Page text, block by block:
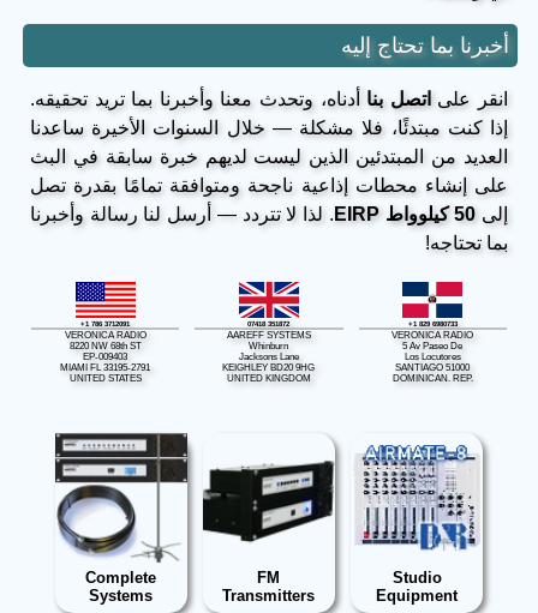
أخبرنا بما تحتاج إليه
انقر على اتصل بنا أدناه، وتحدث معنا وأخبرنا بما تريد تحقيقه.
إذا كنت مبتدئًا، فلا مشكلة — خلال السنوات الأخيرة ساعدنا
العديد من المبتدئين الذين ليست لديهم خبرة سابقة في البث
على إنشاء محطات إذاعية ناجحة ومتوافقة تمامًا بقدرة تصل
إلى 50 كيلوواط EIRP
. لذا لا تتردد — أرسل لنا رسالة وأخبرنا
بما تحتاجه!
+1 786 3712091
VERONICA RADIO
8220 NW 68th ST
EP-009403
MIAMI FL 33195-2791
UNITED STATES
07418 351872
AAREFF SYSTEMS
Whinburn
Jacksons Lane
KEIGHLEY BD20 9HG
UNITED KINGDOM
+1 829 6980733
VERONICA RADIO
5 Av Paseo De
Los Locutores
SANTIAGO 51000
DOMINICAN. REP.
Complete
Systems
FM
Transmitters
Studio
Equipment